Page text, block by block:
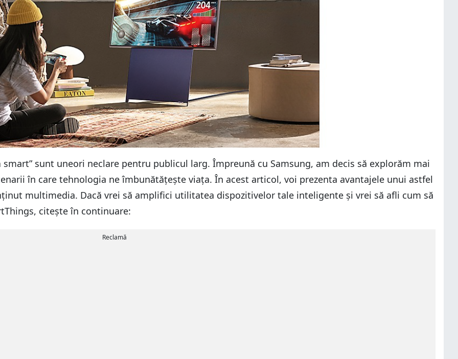
smart” sunt uneori neclare pentru publicul larg. Împreună cu Samsung, am decis să explorăm mai
în care tehnologia ne îmbunătățește viața. În acest articol, voi prezenta avantajele unui astfel
multimedia. Dacă vrei să amplifici utilitatea dispozitivelor tale inteligente și vrei să afli cum să
citește în continuare:
Reclamă